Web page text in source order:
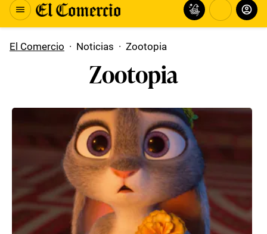
El Comercio · Noticias · Zootopia
Zootopia